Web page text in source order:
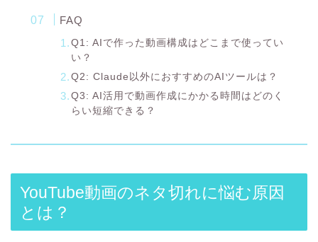
FAQ
Q1: AIで作った動画構成はどこまで使ってい
い？
Q2: Claude以外におすすめのAIツールは？
Q3: AI活用で動画作成にかかる時間はどのく
らい短縮できる？
YouTube動画のネタ切れに悩む原因
とは？